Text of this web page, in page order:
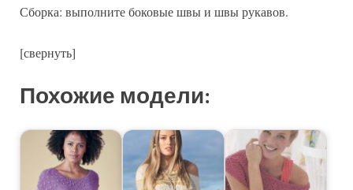
Сборка: выполните боковые швы и швы рукавов.
[свернуть]
Похожие модели: